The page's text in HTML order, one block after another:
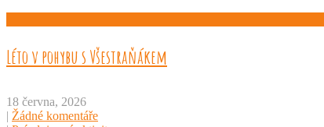
Léto v pohybu s Všestraňákem
18 června, 2026
| Žádné komentáře